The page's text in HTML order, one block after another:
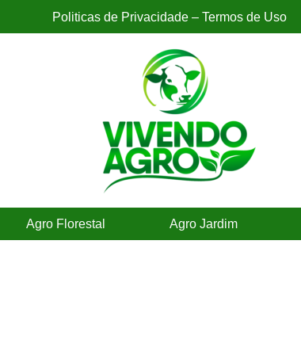
Politicas de Privacidade – Termos de Uso
Agro Florestal Agro Jardim